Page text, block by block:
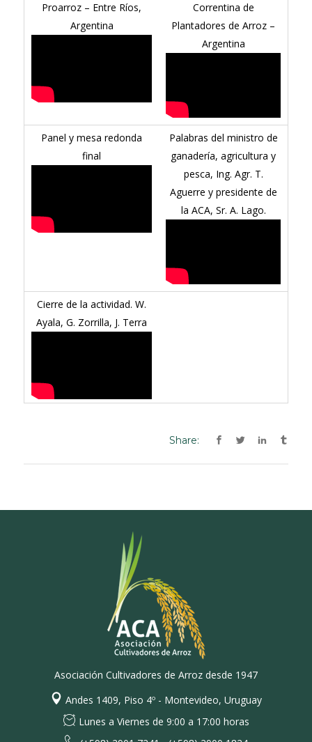
Proarroz – Entre Ríos,
Argentina
Correntina de
Plantadores de Arroz –
Argentina
Panel y mesa redonda
final
Palabras del ministro de
ganadería, agricultura y
pesca, Ing. Agr. T.
Aguerre y presidente de
la ACA, Sr. A. Lago.
Cierre de la actividad. W.
Ayala, G. Zorrilla, J. Terra
Share:
Asociación Cultivadores de Arroz desde 1947
Andes 1409, Piso 4º - Montevideo, Uruguay
Lunes a Viernes de 9:00 a 17:00 horas